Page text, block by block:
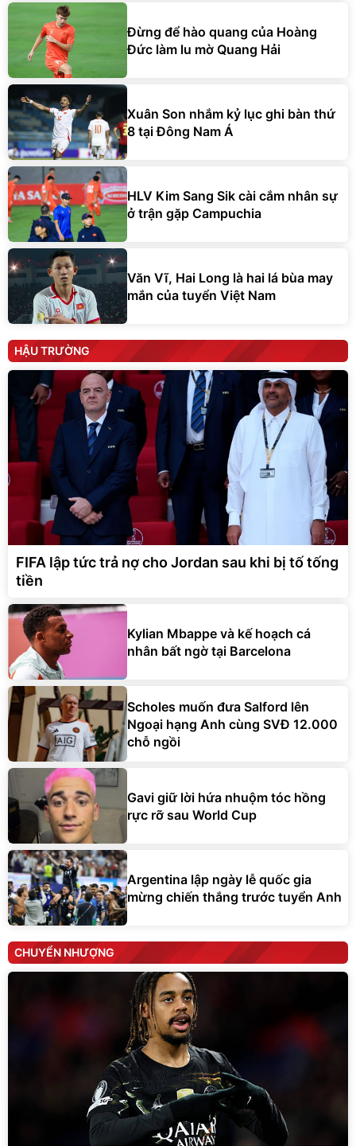
Đừng để hào quang của Hoàng
Đức làm lu mờ Quang Hải
Xuân Son nhắm kỷ lục ghi bàn thứ
8 tại Đông Nam Á
HLV Kim Sang Sik cài cắm nhân sự
ở trận gặp Campuchia
Văn Vĩ, Hai Long là hai lá bùa may
mắn của tuyển Việt Nam
HẬU TRƯỜNG
FIFA lập tức trả nợ cho Jordan sau khi bị tố tống
tiền
Kylian Mbappe và kế hoạch cá
nhân bất ngờ tại Barcelona
Scholes muốn đưa Salford lên
Ngoại hạng Anh cùng SVĐ 12.000
chỗ ngồi
Gavi giữ lời hứa nhuộm tóc hồng
rực rỡ sau World Cup
Argentina lập ngày lễ quốc gia
mừng chiến thắng trước tuyển Anh
CHUYỂN NHƯỢNG